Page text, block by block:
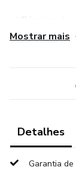
✅
com suas
✅ Tempo de
Mostrar mais
Detalhes
Garantia de